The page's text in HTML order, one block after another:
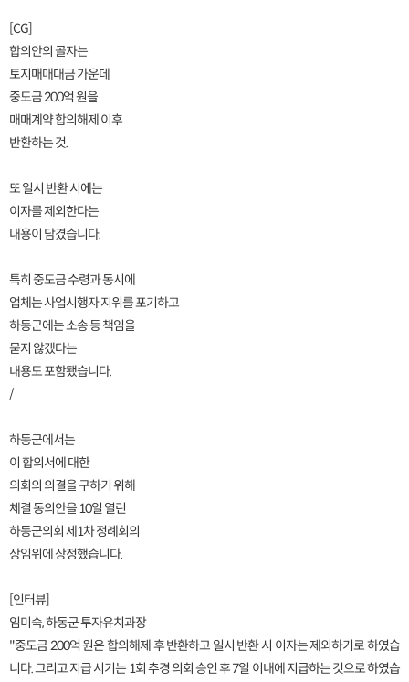
[CG]
합의안의 골자는
토지매매대금 가운데
중도금 200억 원을
매매계약 합의해제 이후
반환하는 것.
또 일시 반환 시에는
이자를 제외한다는
내용이 담겼습니다.
특히 중도금 수령과 동시에
업체는 사업시행자 지위를 포기하고
하동군에는 소송 등 책임을
묻지 않겠다는
내용도 포함됐습니다.
/
하동군에서는
이 합의서에 대한
의회의 의결을 구하기 위해
체결 동의안을 10일 열린
하동군의회 제1차 정례회의
상임위에 상정했습니다.
[인터뷰]
임미숙, 하동군 투자유치과장
"중도금 200억 원은 합의해제 후 반환하고 일시 반환 시 이자는 제외하기로 하였습
니다. 그리고 지급 시기는 1회 추경 의회 승인 후 7일 이내에 지급하는 것으로 하였습